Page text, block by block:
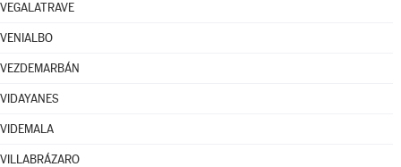
VEGALATRAVE
VENIALBO
VEZDEMARBÁN
VIDAYANES
VIDEMALA
VILLABRÁZARO